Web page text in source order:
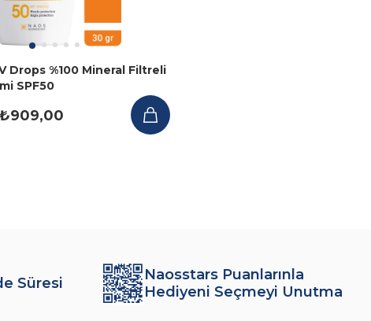
Drops %100 Mineral Filtreli
SPF50
₺909,00
Süresi
Naosstars Puanlarınla
Hediyeni Seçmeyi Unutma